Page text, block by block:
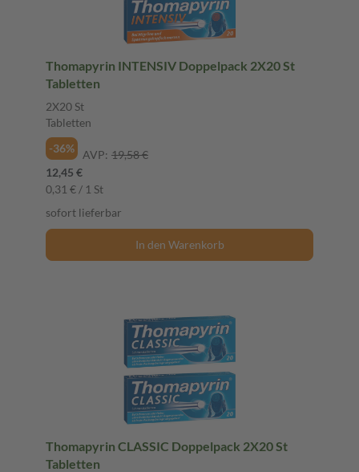
Thomapyrin INTENSIV Doppelpack 2X20 St
Tabletten
2X20 St
Tabletten
-36%
AVP: 19,58 €
12,45 €
0,31 € / 1 St
sofort lieferbar
In den Warenkorb
Thomapyrin CLASSIC Doppelpack 2X20 St
Tabletten